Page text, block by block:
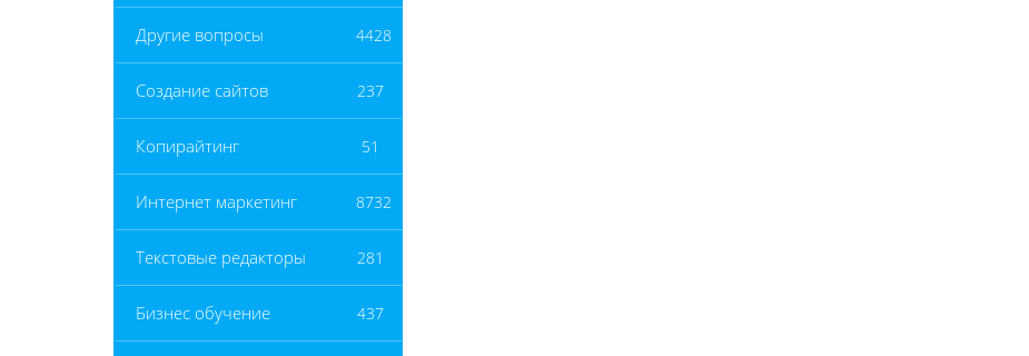
Другие вопросы 4428
Создание сайтов 237
Копирайтинг 51
Интернет маркетинг 8732
Текстовые редакторы 281
Бизнес обучение 437